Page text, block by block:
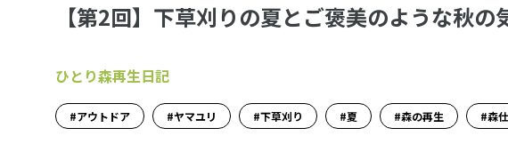
【第2回】下草刈りの夏とご褒美のような秋の
ひとり森再生日記
アウトドア ヤマユリ 下草刈り 夏 森の再生 森